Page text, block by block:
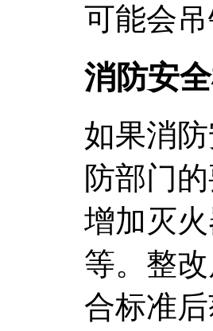
可能会
消防安
如果消
防部门
增加灭
等。整
合标准